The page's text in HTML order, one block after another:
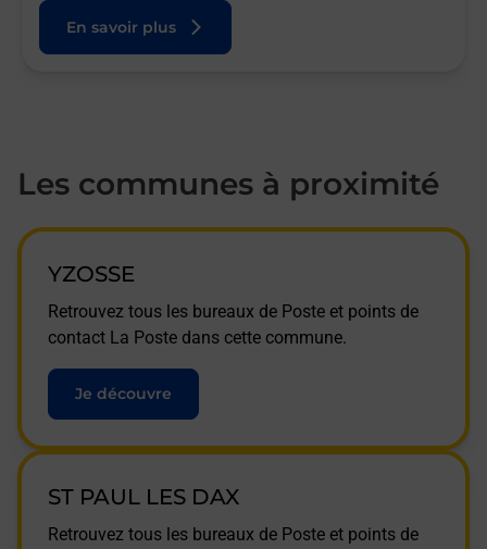
En savoir plus
Les communes à proximité
YZOSSE
Retrouvez tous les bureaux de Poste et points de
contact La Poste dans cette commune.
Je découvre
ST PAUL LES DAX
Retrouvez tous les bureaux de Poste et points de